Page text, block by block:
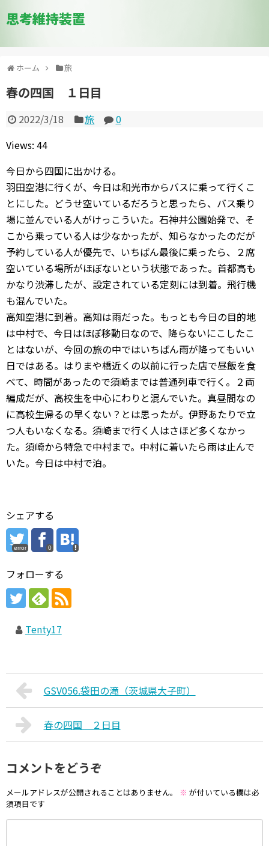
思考維持装置
ホーム 旅
春の四国 １日目
2022/3/18 旅
0
Views: 44
今日から四国に出かける。
羽田空港に行くが、今日は和光市からバスに乗って行くこ
とにした。どうせ空いているだろうと思ったら、バス乗り
場に並んでいる人がけっこういた。石神井公園始発で、そ
こから乗っている人は少なかったが、知らなかったのだが
予約している人が優先で、いちばん最後に乗ったら、２席
空いている場所がほぼないという状態であった。首都高も
かなり渋滞したが、設定されている定刻には到着。飛行機
も混んでいた。
高知空港に到着。高知は雨だった。もっとも今日の目的地
は中村で、今日はほぼ移動日なので、降らないにこしたこ
とはないが、今回の旅の中ではいちばん雨が降ってもいい
日ではある。はりまや橋近くの以前に行った店で昼飯を食
べて、時間があったので須崎までは普通列車で行く。２両
編成だが、高校生を中心にわりと混んでいた。真昼間なの
に高校生帰るの早くない？とは思ったが。伊野あたりで立
つ人もいなくなる。須崎まで行く人はさほど多くなかっ
た。須崎から特急で中村まで。中村に着いたら雨は止んで
いた。今日は中村で泊。
シェアする
error 0
フォローする
Tenty17
GSV056.袋田の滝（茨城県大子町）
春の四国 ２日目
コメントをどうぞ
メールアドレスが公開されることはありません。 ※ が付いている欄は必
須項目です